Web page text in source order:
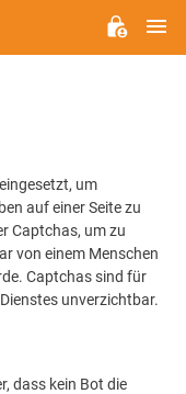
um
auf einer Seite zu
Captchas, um zu
von einem Menschen
Captchas sind für
unverzichtbar.
dass kein Bot die